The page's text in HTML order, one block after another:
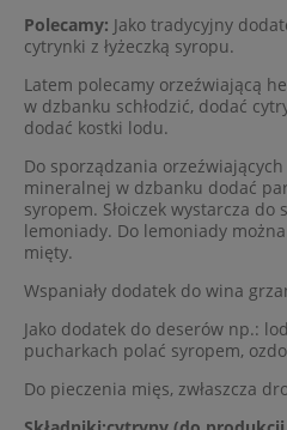
Polecamy: Jako tradycyjny
cytrynki z łyżeczką syropu.
Latem polecamy orzeźwiającą
w dzbanku schłodzić, dodać
dodać kostki lodu.
Do sporządzania
mineralnej w dzbanku dodać
syropem. Słoiczek wystarcza
lemoniady. Do lemoniady
mięty.
Wspaniały dodatek do wina
Jako dodatek do deserów np.:
pucharkach polać syropem,
Do pieczenia mięs, zwłaszcza